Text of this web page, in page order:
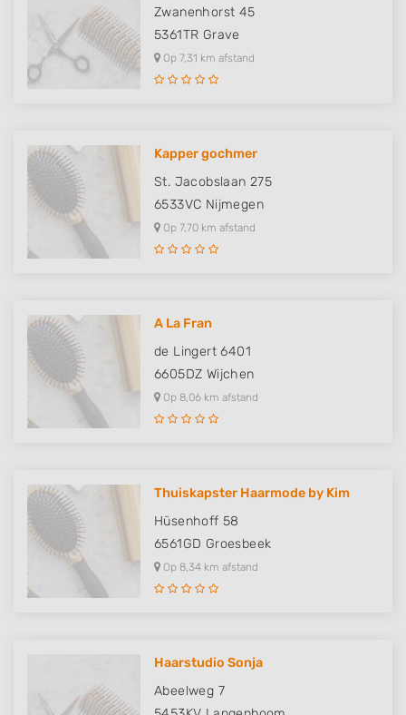
Zwanenhorst 45
5361TR Grave
Op 7,31 km afstand
Kapper gochmer
St. Jacobslaan 275
6533VC Nijmegen
Op 7,70 km afstand
A La Fran
de Lingert 6401
6605DZ Wijchen
Op 8,06 km afstand
Thuiskapster Haarmode by Kim
Hüsenhoff 58
6561GD Groesbeek
Op 8,34 km afstand
Haarstudio Sonja
Abeelweg 7